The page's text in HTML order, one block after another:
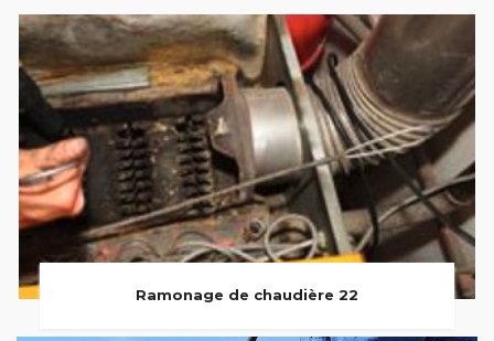
Ramonage de chaudière 22